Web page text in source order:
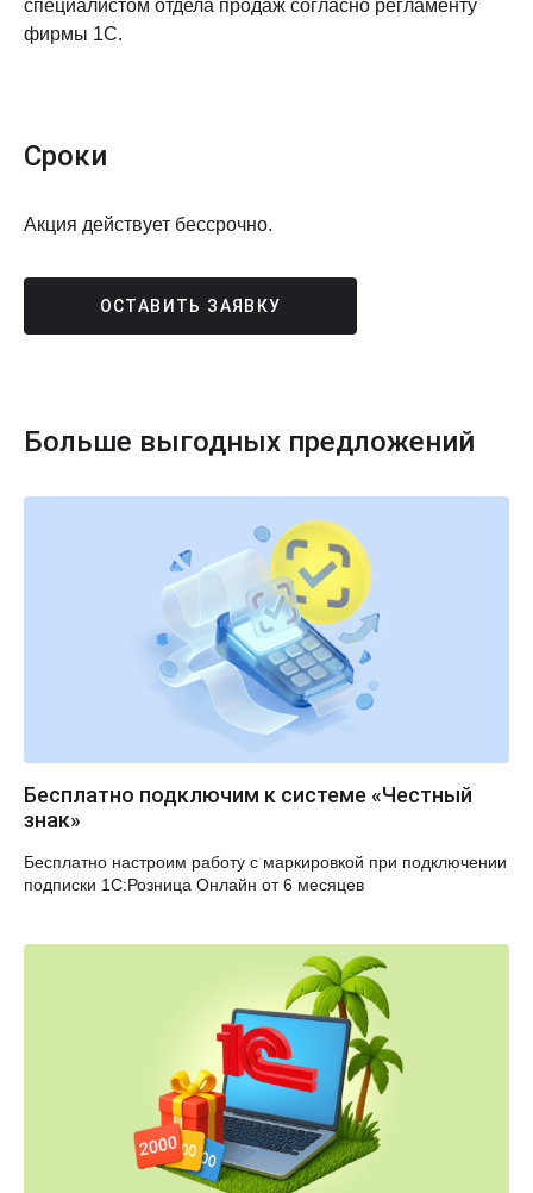
специалистом отдела продаж согласно регламенту
фирмы 1С.
Сроки
Акция действует бессрочно.
ОСТАВИТЬ ЗАЯВКУ
Больше выгодных предложений
Бесплатно подключим к системе «Честный
знак»
Бесплатно настроим работу с маркировкой при подключении
подписки 1С:Розница Онлайн от 6 месяцев